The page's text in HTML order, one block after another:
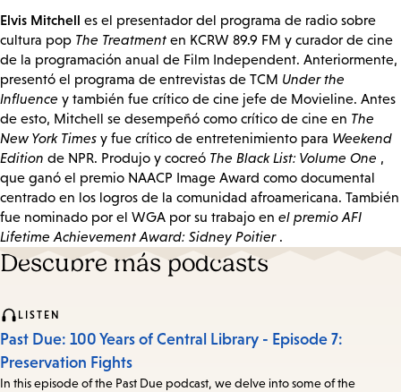
Elvis Mitchell es el presentador del programa de radio sobre
cultura pop The Treatment en KCRW 89.9 FM y curador de cine
de la programación anual de Film Independent. Anteriormente,
presentó el programa de entrevistas de TCM Under the
Influence y también fue crítico de cine jefe de Movieline. Antes
de esto, Mitchell se desempeñó como crítico de cine en The
New York Times y fue crítico de entretenimiento para Weekend
Edition de NPR. Produjo y cocreó The Black List: Volume One ,
que ganó el premio NAACP Image Award como documental
centrado en los logros de la comunidad afroamericana. También
fue nominado por el WGA por su trabajo en el premio AFI
Lifetime Achievement Award: Sidney Poitier.
Descubre más podcasts
LISTEN
Past Due: 100 Years of Central Library - Episode 7:
Preservation Fights
In this episode of the Past Due podcast, we delve into some of the